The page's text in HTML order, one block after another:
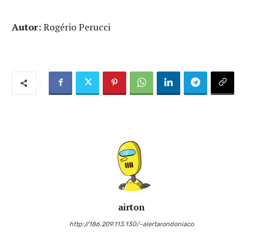
Autor:Rogério Perucci
airton
http://186.209.113.130/~alertarondoniaco